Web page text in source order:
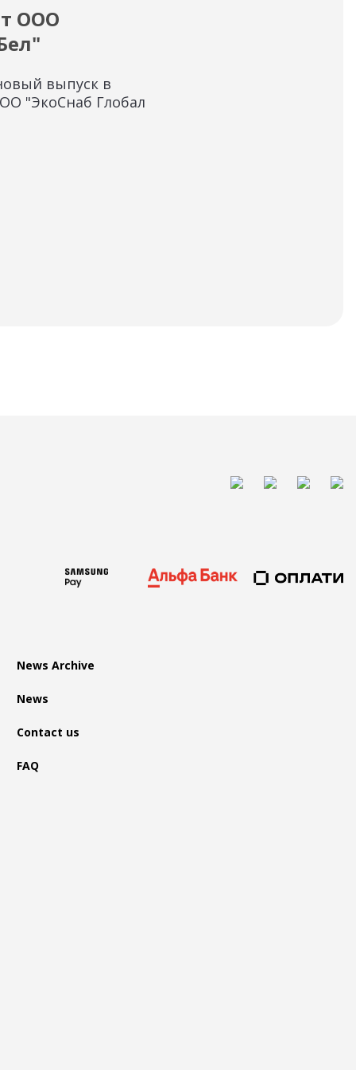
ООО
выпуск в
"ЭкоСнаб Глобал
News Archive
News
Contact us
FAQ